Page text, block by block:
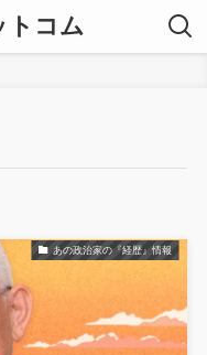
トコム
あの政治家の『経歴』情報